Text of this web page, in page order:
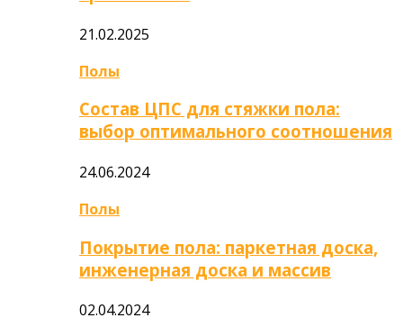
21.02.2025
Полы
Состав ЦПС для стяжки пола:
выбор оптимального соотношения
24.06.2024
Полы
Покрытие пола: паркетная доска,
инженерная доска и массив
02.04.2024